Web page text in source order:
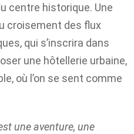
centre historique. Une
croisement des flux
qui s’inscrira dans
une hôtellerie urbaine,
où l’on se sent comme
une aventure, une